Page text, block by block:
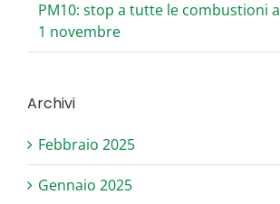
PM10: stop a tutte le combustioni
1 novembre
Archivi
Febbraio 2025
Gennaio 2025